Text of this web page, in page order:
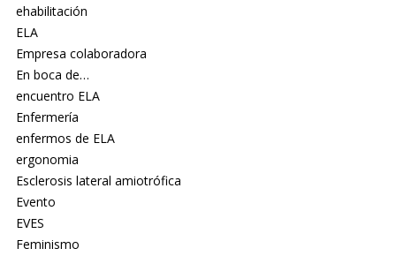
ehabilitación
ELA
Empresa colaboradora
En boca de…
encuentro ELA
Enfermería
enfermos de ELA
ergonomia
Esclerosis lateral amiotrófica
Evento
EVES
Feminismo